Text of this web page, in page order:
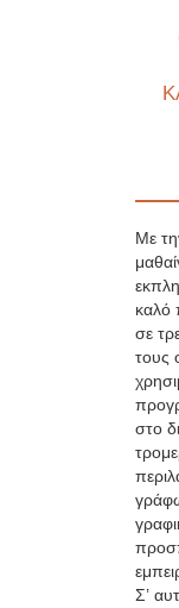
Με
καλό
σε
τους
στο
Σ’